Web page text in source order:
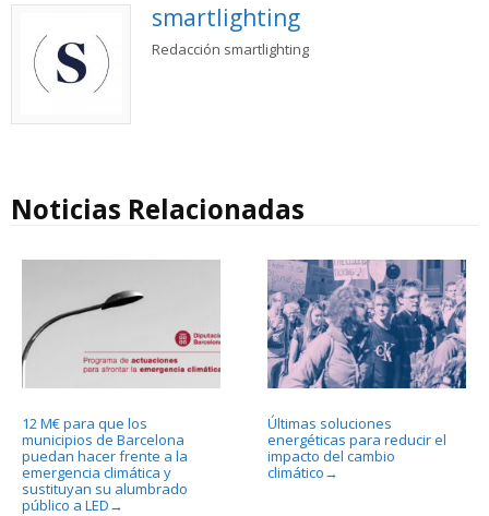
smartlighting
Redacción smartlighting
Noticias Relacionadas
12 M€ para que los
municipios de Barcelona
puedan hacer frente a la
emergencia climática y
sustituyan su alumbrado
público a LED →
Últimas soluciones
energéticas para reducir el
impacto del cambio
climático →